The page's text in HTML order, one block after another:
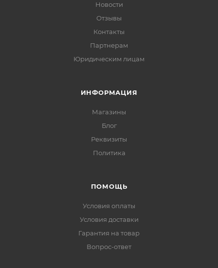
Новости
Отзывы
Контакты
Партнерам
Юридическим лицам
ИНФОРМАЦИЯ
Магазины
Блог
Реквизиты
Политика
ПОМОЩЬ
Условия оплаты
Условия доставки
Гарантия на товар
Вопрос-ответ